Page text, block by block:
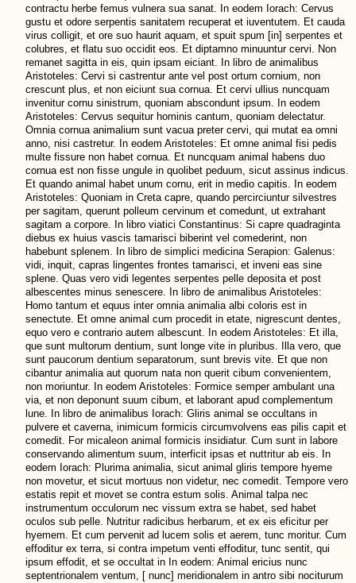
contractu herbe femus vulnera sua sanat. In eodem Iorach: Cervus
gustu et odore serpentis sanitatem recuperat et iuventutem. Et cauda
virus colligit, et ore suo haurit aquam, et spuit spum [in] serpentes et
colubres, et flatu suo occidit eos. Et diptamno minuuntur cervi. Non
remanet sagitta in eis, quin ipsam eiciant. In libro de animalibus
Aristoteles: Cervi si castrentur ante vel post ortum cornium, non
crescunt plus, et non eiciunt sua cornua. Et cervi ullius nuncquam
invenitur cornu sinistrum, quoniam abscondunt ipsum. In eodem
Aristoteles: Cervus sequitur hominis cantum, quoniam delectatur.
Omnia cornua animalium sunt vacua preter cervi, qui mutat ea omni
anno, nisi castretur. In eodem Aristoteles: Et omne animal fisi pedis
multe fissure non habet cornua. Et nuncquam animal habens duo
cornua est non fisse ungule in quolibet peduum, sicut assinus indicus.
Et quando animal habet unum cornu, erit in medio capitis. In eodem
Aristoteles: Quoniam in Creta capre, quando percirciuntur silvestres
per sagitam, querunt polleum cervinum et comedunt, ut extrahant
sagitam a corpore. In libro viatici Constantinus: Si capre quadraginta
diebus ex huius vascis tamarisci biberint vel comederint, non
habebunt splenem. In libro de simplici medicina Serapion: Galenus:
vidi, inquit, capras lingentes frontes tamarisci, et inveni eas sine
splene. Quas vero vidi legentes serpentes pelle deposita et post
albescentes minus senescere. In libro de animalibus Aristoteles:
Homo tantum et equus inter omnia animalia albi coloris est in
senectute. Et omne animal cum procedit in etate, nigrescunt dentes,
equo vero e contrario autem albescunt. In eodem Aristoteles: Et illa,
que sunt multorum dentium, sunt longe vite in pluribus. Illa vero, que
sunt paucorum dentium separatorum, sunt brevis vite. Et que non
cibantur animalia aut quorum nata non querit cibum convenientem,
non moriuntur. In eodem Aristoteles: Formice semper ambulant una
via, et non deponunt suum cibum, et laborant apud complementum
lune. In libro de animalibus Iorach: Gliris animal se occultans in
pulvere et caverna, inimicum formicis circumvolvens eas pilis capit et
comedit. For micaleon animal formicis insidiatur. Cum sunt in labore
conservando alimentum suum, interficit ipsas et nuttritur ab eis. In
eodem Iorach: Plurima animalia, sicut animal gliris tempore hyeme
non movetur, et sicut mortuus non videtur, nec comedit. Tempore vero
estatis repit et movet se contra estum solis. Animal talpa nec
instrumentum occulorum nec vissum extra se habet, sed habet
oculos sub pelle. Nutritur radicibus herbarum, et ex eis eficitur per
hyemem. Et cum pervenit ad lucem solis et aerem, tunc moritur. Cum
effoditur ex terra, si contra impetum venti effoditur, tunc sentit, qui
ipsum effodit, et se occultat in In eodem: Animal ericius nunc
septentrionalem ventum, [ nunc] meridionalem in antro sibi nociturum